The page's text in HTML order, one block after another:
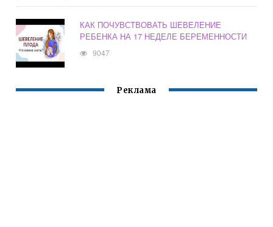
КАК ПОЧУВСТВОВАТЬ ШЕВЕЛЕНИЕ
РЕБЕНКА НА 17 НЕДЕЛЕ БЕРЕМЕННОСТИ
9047
Реклама